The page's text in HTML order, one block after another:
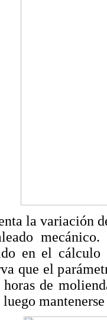
la variación
en el
que el
de